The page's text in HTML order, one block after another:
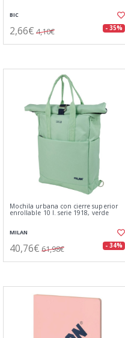
BIC
2,66€ 4,10€ - 35%
Mochila urbana con cierre superior
enrollable 10 l. serie 1918, verde
MILAN
40,76€ 61,98€ - 34%